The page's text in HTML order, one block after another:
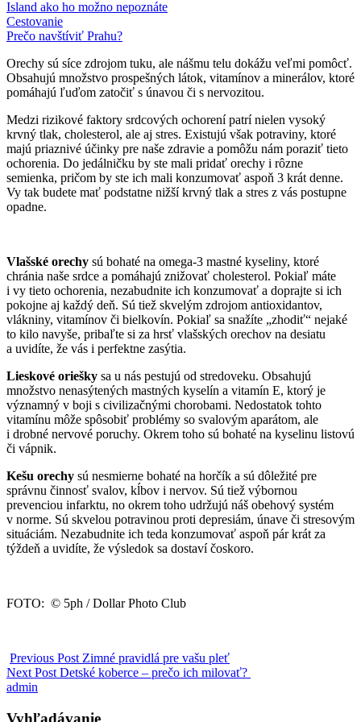
Island ako ho možno nepoznáte
Cestovanie
Prečo navštíviť Prahu?
Orechy sú síce zdrojom tuku, ale nášmu telu dokážu veľmi pomôcť.
Obsahujú množstvo prospešných látok, vitamínov a minerálov, ktoré
pomáhajú ľuďom zatočiť s únavou či s nervozitou.
Medzi rizikové faktory srdcových ochorení patrí nielen vysoký
krvný tlak, cholesterol, ale aj stres. Existujú však potraviny, ktoré
majú priaznivé účinky pre naše zdravie a pomôžu nám poraziť tieto
ochorenia. Do jedálničku by ste mali pridať orechy i rôzne
semienka, pričom by ste ich mali konzumovať aspoň 3 krát denne.
Vy tak budete mať podstatne nižší krvný tlak a stres z vás postupne
opadne.
Vlašské orechy sú bohaté na omega-3 mastné kyseliny, ktoré
chránia naše srdce a pomáhajú znižovať cholesterol. Pokiaľ máte
i vy tieto ochorenia, nezabudnite ich konzumovať a doprajte si ich
pokojne aj každý deň. Sú tiež skvelým zdrojom antioxidantov,
vlákniny, vitamínov či bielkovín. Pokiaľ sa snažíte „zhodiť“ nejaké
to kilo navyše, pribaľte si za hrsť vlašských orechov na desiatu
a uvidíte, že vás i perfektne zasýtia.
Lieskové oriešky sa u nás pestujú od stredoveku. Obsahujú
množstvo nenasýtených mastných kyselín a vitamín E, ktorý je
významný v boji s civilizačnými chorobami. Nedostatok tohto
vitamínu môže spôsobiť problémy so svalovým aparátom, ale
i drobné nervové poruchy. Okrem toho sú bohaté na kyselinu listovú
či vápnik.
Kešu orechy sú nesmierne bohaté na horčík a sú dôležité pre
správnu činnosť svalov, kĺbov i nervov. Sú tiež výbornou
prevenciou infarktu, no okrem toho udržujú náš obehový systém
v norme. Sú skvelou potravinou proti depresiám, únave či stresovým
situáciám. Nezabudnite ich teda konzumovať aspoň pár krát za
týždeň a uvidíte, že výsledok sa dostaví čoskoro.
FOTO: © 5ph / Dollar Photo Club
Previous Post Zimné pravidlá pre vašu pleť
Next Post Detské koberce – prečo ich milovať?
admin
Vyhľadávanie